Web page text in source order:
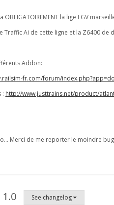
la lige LGV
Traffic Ai de cette ligne et la Z6400 de
Addon:
fr.com/forum/
: http://www.justtrains.net/product/
Merci de me reporter le moindre
1.0
See changelog